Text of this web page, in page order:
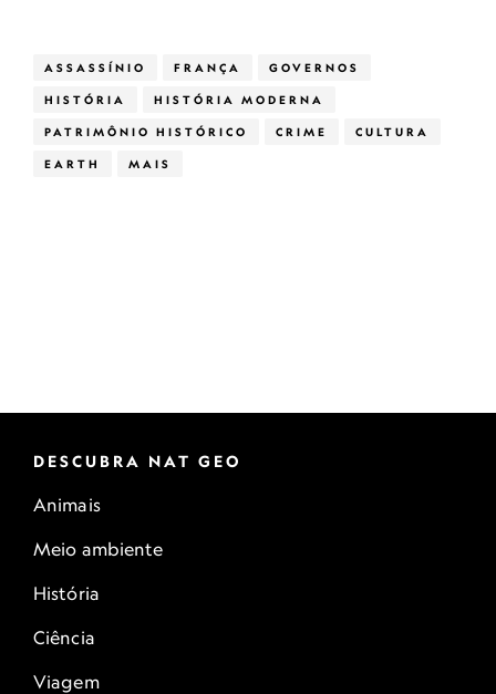
ASSASSÍNIO FRANÇA GOVERNOS
HISTÓRIA HISTÓRIA MODERNA
PATRIMÔNIO HISTÓRICO CRIME CULTURA
EARTH MAIS
DESCUBRA NAT GEO
Animais
Meio ambiente
História
Ciência
Viagem